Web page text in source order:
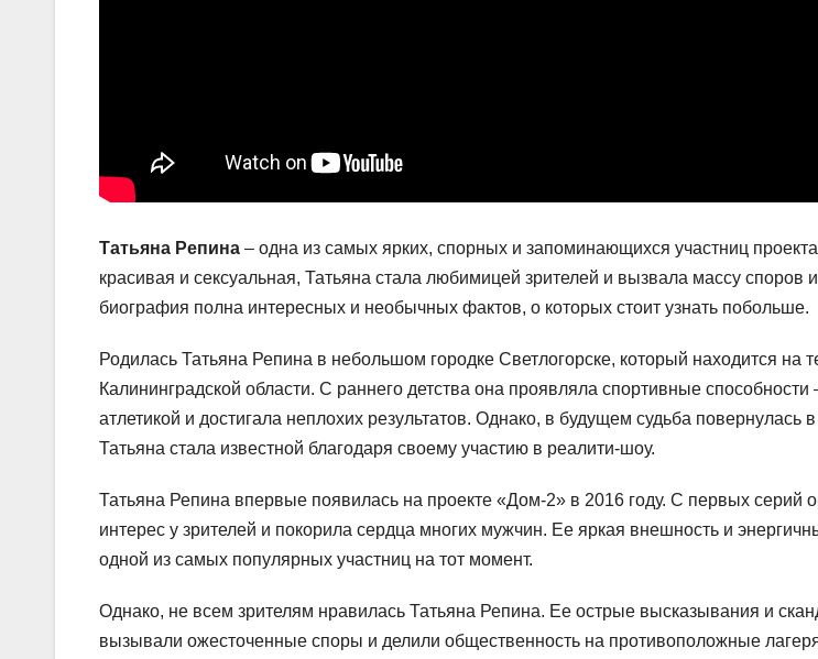
Татьяна Репина – одна из самых ярких, спорных и запоминающихся участниц
красивая и сексуальная, Татьяна стала любимицей зрителей и вызвала массу споров
биография полна интересных и необычных фактов, о которых стоит узнать побольше.
Родилась Татьяна Репина в небольшом городке Светлогорске, который находится на
Калининградской области. С раннего детства она проявляла спортивные способности
атлетикой и достигала неплохих результатов. Однако, в будущем судьба повернулась
Татьяна стала известной благодаря своему участию в реалити-шоу.
Татьяна Репина впервые появилась на проекте «Дом-2» в 2016 году. С первых
интерес у зрителей и покорила сердца многих мужчин. Ее яркая внешность и
одной из самых популярных участниц на тот момент.
Однако, не всем зрителям нравилась Татьяна Репина. Ее острые высказывания и
вызывали ожесточенные споры и делили общественность на противоположные